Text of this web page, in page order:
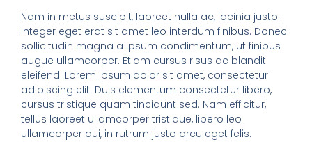
Nam in metus suscipit, laoreet nulla ac, lacinia justo.
Integer eget erat sit amet leo interdum finibus. Donec
sollicitudin magna a ipsum condimentum, ut finibus
augue ullamcorper. Etiam cursus risus ac blandit
eleifend. Lorem ipsum dolor sit amet, consectetur
adipiscing elit. Duis elementum consectetur libero,
cursus tristique quam tincidunt sed. Nam efficitur,
tellus laoreet ullamcorper tristique, libero leo
ullamcorper dui, in rutrum justo arcu eget felis.